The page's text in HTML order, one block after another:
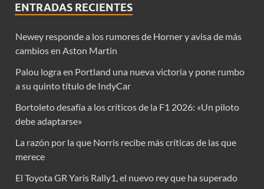
ENTRADAS RECIENTES
Newey responde a los rumores de Horner y avisa de más
cambios en Aston Martin
Palou logra en Portland una nueva victoria y pone rumbo
a su quinto título de IndyCar
Bortoleto desafía a los críticos de la F1 2026: «Un piloto
debe adaptarse»
La razón por la que Norris recibe más críticas de las que
merece
El Toyota GR Yaris Rally1, el nuevo rey que ha superado